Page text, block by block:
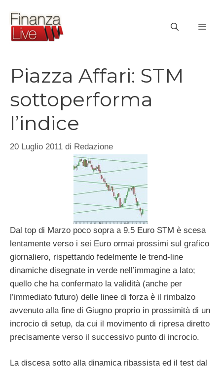
contenuto
Piazza Affari: STM
sottoperforma
l’indice
20 Luglio 2011 di Redazione
Dal top di Marzo poco sopra a 9.5 Euro STM è scesa
lentamente verso i sei Euro ormai prossimi sul grafico
giornaliero, rispettando fedelmente le trend-line
dinamiche disegnate in verde nell’immagine a lato;
quello che ha confermato la validità (anche per
l’immediato futuro) delle linee di forza è il rimbalzo
avvenuto alla fine di Giugno proprio in prossimità di un
incrocio di setup, da cui il movimento di ripresa diretto
precisamente verso il successivo punto di incrocio.
La discesa sotto alla dinamica ribassista ed il test dal